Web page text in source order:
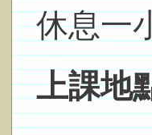
休息一
上課地